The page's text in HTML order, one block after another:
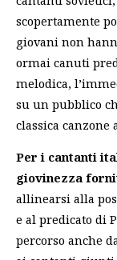
scopertamente
giovani non
ormai canuti
melodica,
su un pubblico
classica canzone
Per i cantanti
giovinezza
allinearsi alla
e al predicato di
percorso anche